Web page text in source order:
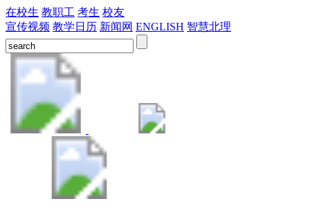
在校生 教职工 考生 校友
宣传视频 教学日历 新闻网 ENGLISH 智慧北理